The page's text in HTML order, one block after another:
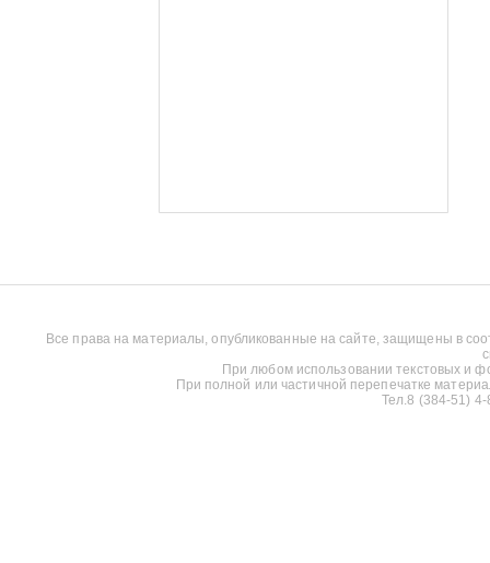
Все права на материалы, опубликованные на сайте, защищены в
При любом использовании текстовых и
При полной или частичной перепечатке
Тел.8 (384-51)